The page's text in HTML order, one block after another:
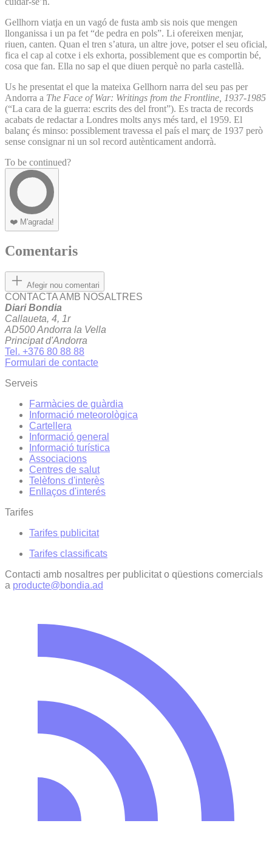
Gellhorn viatja en un vagó de fusta amb sis nois que mengen
llonganissa i un pa fet “de pedra en pols”. Li ofereixen menjar,
riuen, canten. Quan el tren s’atura, un altre jove, potser el seu oficial,
fica el cap al cotxe i els exhorta, possiblement que es comportin bé,
cosa que fan. Ella no sap el que diuen perquè no parla castellà.
Us he presentat el que la mateixa Gellhorn narra del seu pas per
Andorra a The Face of War: Writings from the Frontline, 1937-1985
(“La cara de la guerra: escrits des del front”). Es tracta de records
acabats de redactar a Londres molts anys més tard, el 1959. El
balanç és minso: possiblement travessa el país el març de 1937 però
sense consignar ni un sol record autènticament andorrà.
To be continued?
❤️ M'agrada!
Comentaris
Afegir nou comentari
CONTACTA AMB NOSALTRES
Diari Bondia
Callaueta, 4, 1r
AD500 Andorra la Vella
Principat d'Andorra
Tel. +376 80 88 88
Formulari de contacte
Serveis
Farmàcies de guàrdia
Informació meteorològica
Cartellera
Informació general
Informació turística
Associacions
Centres de salut
Telèfons d'interès
Enllaços d'interés
Tarifes
Tarifes publicitat
Tarifes classificats
Contacti amb nosaltres per publicitat o qüestions comercials
a producte@bondia.ad